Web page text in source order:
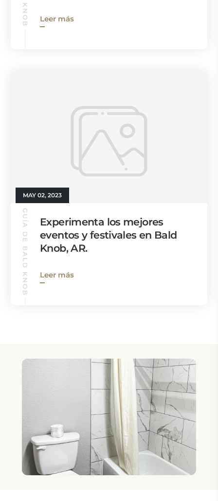
Leer más
MAY 02, 2023
GUÍA DE BALD KNOB
Experimenta los mejores
eventos y festivales en Bald
Knob, AR.
Leer más